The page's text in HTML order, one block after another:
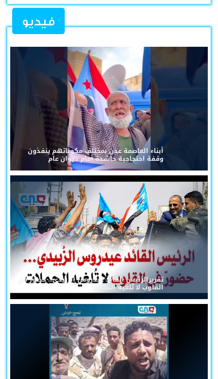
فيديو
أبناء العاصمة عدن بمختلف مكوناتهم ينفذون
وقفة احتجاجية حاشدة أمام ديوان عام
تقريرالرئيس القائد عيدروس الزُبيدي... حضورٌ في
القلوب لا تُلغيه الحملات